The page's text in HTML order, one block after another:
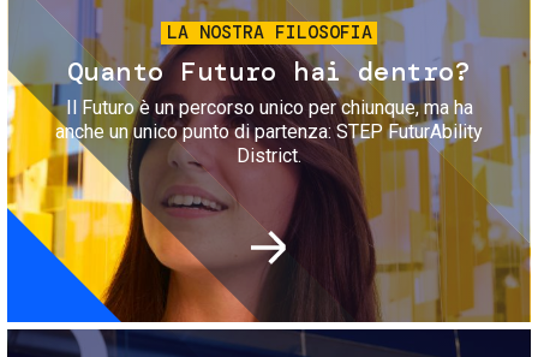
LA NOSTRA FILOSOFIA
Quanto Futuro hai dentro?
Il Futuro è un percorso unico per chiunque, ma ha
anche un unico punto di partenza: STEP FuturAbility
District.
Immagine